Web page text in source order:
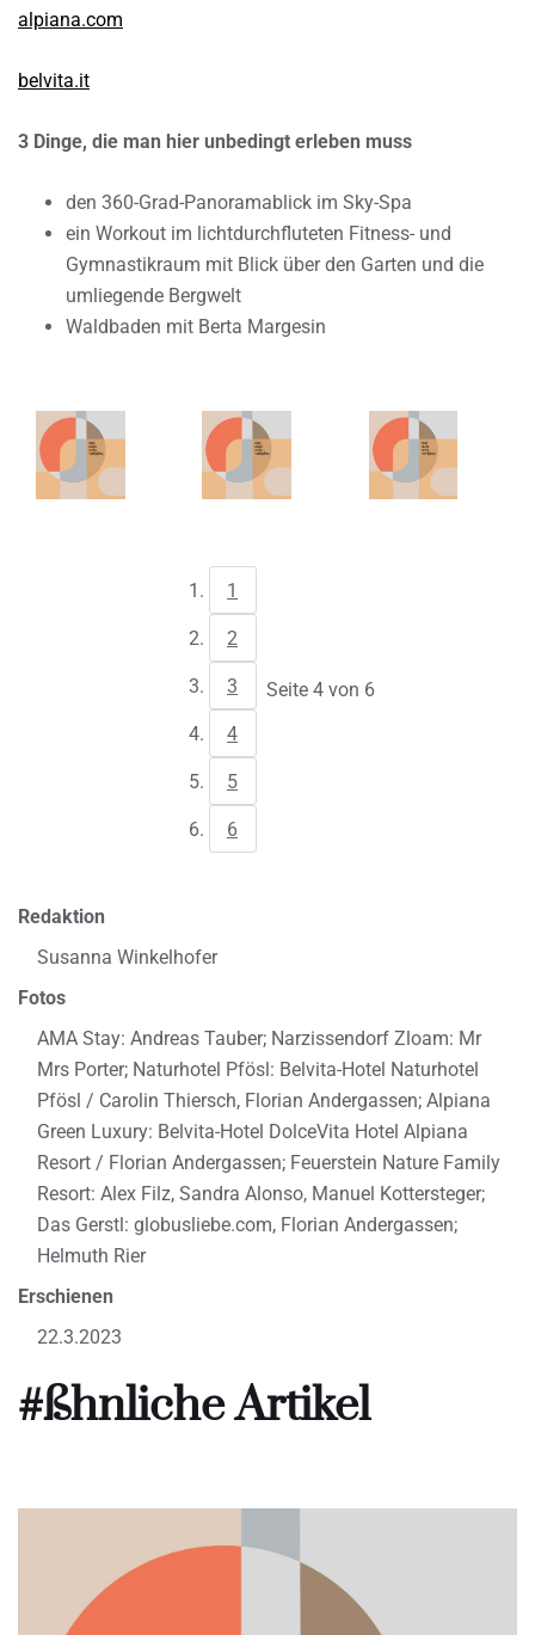
alpiana.com
belvita.it
3 Dinge, die man hier unbedingt erleben muss
den 360-Grad-Panoramablick im Sky-Spa
ein Workout im lichtdurchfluteten Fitness- und
Gymnastikraum mit Blick über den Garten und die
umliegende Bergwelt
Waldbaden mit Berta Margesin
1
2
3
4
5
6
Seite 4 von 6
Redaktion
Susanna Winkelhofer
Fotos
AMA Stay: Andreas Tauber; Narzissendorf Zloam: Mr
Mrs Porter; Naturhotel Pfösl: Belvita-Hotel Naturhotel
Pfösl / Carolin Thiersch, Florian Andergassen; Alpiana
Green Luxury: Belvita-Hotel DolceVita Hotel Alpiana
Resort / Florian Andergassen; Feuerstein Nature Family
Resort: Alex Filz, Sandra Alonso, Manuel Kottersteger;
Das Gerstl: globusliebe.com, Florian Andergassen;
Helmuth Rier
Erschienen
22.3.2023
#ßhnliche Artikel